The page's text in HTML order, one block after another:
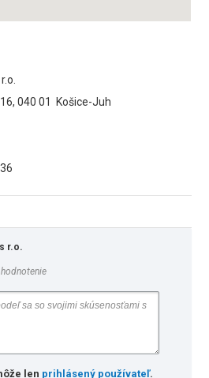
040 01 Košice-Juh
r.o.
len prihlásený používateľ.